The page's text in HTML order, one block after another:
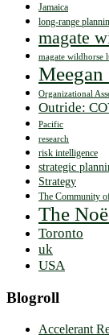
Jamaica
long-range
magate
magate wildhorse
Meegan
Organizational
Outride:
Pacific
research
risk intelligence
strategic
Strategy
The Community
The
Toronto
uk
USA
Blogroll
Accelerant